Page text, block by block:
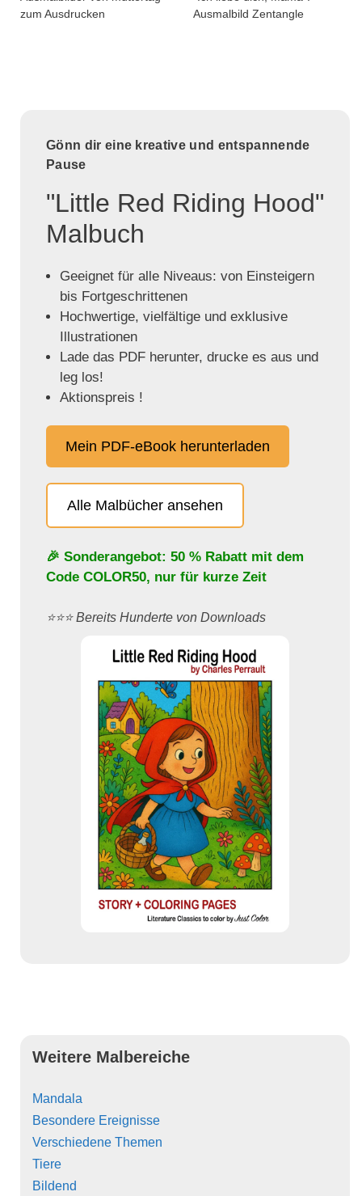
zum Ausdrucken
Ausmalbild Zentangle
Gönn dir eine kreative und entspannende
Pause
"Little Red Riding Hood"
Malbuch
Geeignet für alle Niveaus: von Einsteigern
bis Fortgeschrittenen
Hochwertige, vielfältige und exklusive
Illustrationen
Lade das PDF herunter, drucke es aus und
leg los!
Aktionspreis !
Mein PDF-eBook herunterladen
Alle Malbücher ansehen
🎉 Sonderangebot: 50 % Rabatt mit dem
Code COLOR50, nur für kurze Zeit
⭐️⭐️⭐️ Bereits Hunderte von Downloads
Weitere Malbereiche
Mandala
Besondere Ereignisse
Verschiedene Themen
Tiere
Bildend